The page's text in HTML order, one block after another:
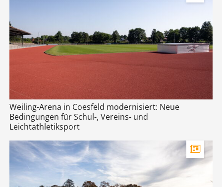
Weiling-Arena in Coesfeld modernisiert: Neue
Bedingungen für Schul-, Vereins- und
Leichtathletiksport